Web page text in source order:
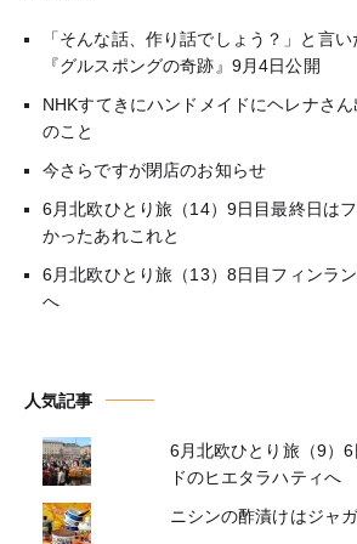
「そんな話、作り話でしょう？」と言
『グルスポングの奇跡』9月4日公開
NHKすてきにハンドメイドにヘレナさ
のこと
今さらですが閉店のお知らせ
6月北欧ひとり旅（14）9日目最終日は
かったあれこれと
6月北欧ひとり旅（13）8日目フィンラ
へ
人気記事
6月北欧ひとり旅（9）
ドのヒエタラハティへ
ニシンの酢漬けはジャ